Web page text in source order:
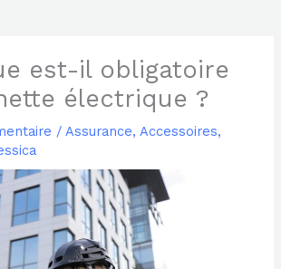
est-il obligatoire
électrique ?
/Assurance,Accessoires,